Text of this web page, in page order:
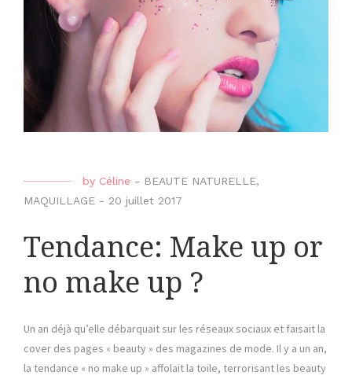
by Céline - BEAUTE NATURELLE,
MAQUILLAGE - 20 juillet 2017
Tendance: Make up or
no make up ?
Un an déjà qu’elle débarquait sur les réseaux sociaux et faisait la
cover des pages « beauty » des magazines de mode. Il y a un an,
la tendance « no make up » affolait la toile, terrorisant les beauty